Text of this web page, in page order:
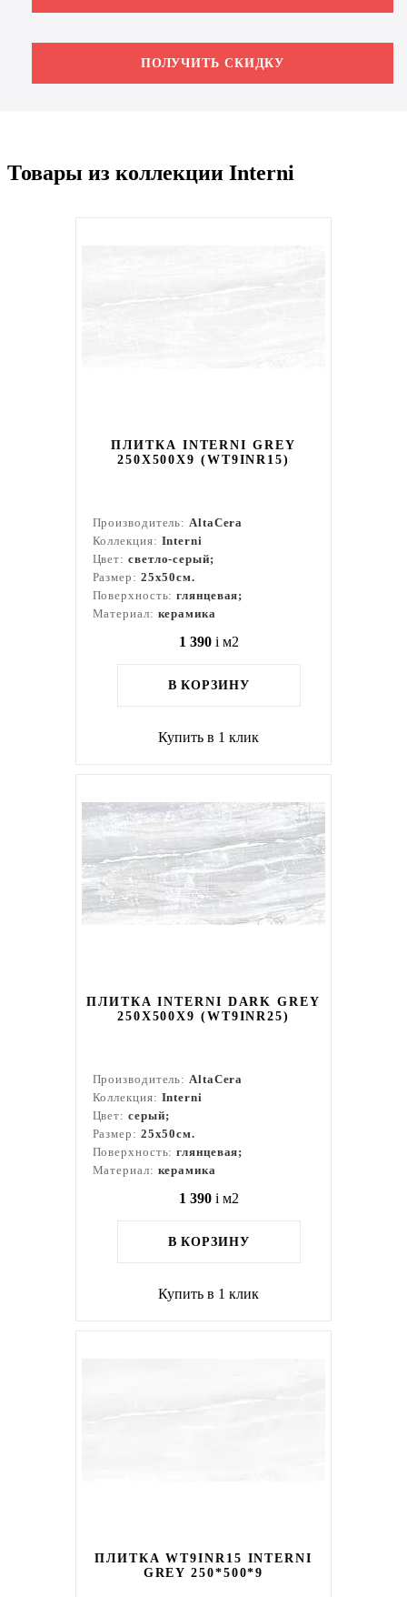
ПОЛУЧИТЬ СКИДКУ
Товары из коллекции Interni
ПЛИТКА INTERNI GREY
250X500X9 (WT9INR15)
Производитель:AltaCera
Коллекция: Interni
Цвет: светло-серый;
Размер: 25x50см.
Поверхность:глянцевая;
Материал: керамика
1 390 i м2
В КОРЗИНУ
Купить в 1 клик
ПЛИТКА INTERNI DARK GREY
250X500X9 (WT9INR25)
Производитель:AltaCera
Коллекция: Interni
Цвет: серый;
Размер: 25x50см.
Поверхность:глянцевая;
Материал: керамика
1 390 i м2
В КОРЗИНУ
Купить в 1 клик
ПЛИТКА WT9INR15 INTERNI
GREY 250*500*9